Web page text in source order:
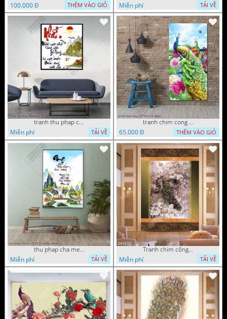
100.000 Đ
THÊM VÀO GIỎ
Miễn phí
TẢI VỀ
tranh thu phap chu nhan 29 4 2022 van
Miễn phí
TẢI VỀ
tranh chim cong 2 7 2022 vy
65.000 Đ
THÊM VÀO GIỎ
thu phap cha me 16 01 22 vuong
Miễn phí
TẢI VỀ
Tranh chim công in thiệp đẹp
Miễn phí
TẢI VỀ